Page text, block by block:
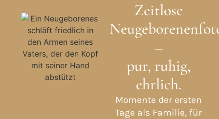
Zeitlose
–
pur, ruhig,
ehrlich.
Momente der ersten
Tage als Familie, für